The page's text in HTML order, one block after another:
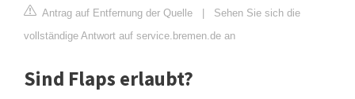
Antrag auf Entfernung der Quelle | Sehen Sie sich die
vollständige Antwort auf service.bremen.de an
Sind Flaps erlaubt?